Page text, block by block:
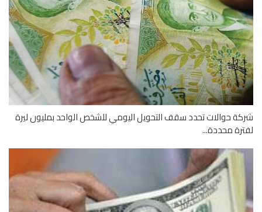
حوالات تحدد سقف التحويل اليومي للشخص الواحد بمليون ليرة
محددة...